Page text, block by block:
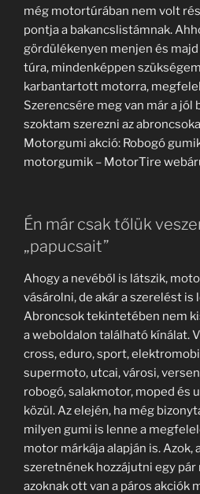
még motortúrában nem volt
pontja a bakancslistámnak.
gördülékenyen menjen és
túra, mindenképpen
karbantartott motorra,
Szerencsére meg van már a jól
szoktam szerezni az
Motorgumi akció: Robogó
motorgumik – MotorTire
Én már csak tőlük
„papucsait”
Ahogy a nevéből is látszik,
vásárolni, de akár a szerelést is
Abroncsok tekintetében nem
a weboldalon található kínálat.
cross, eduro, sport,
supermoto, utcai, városi,
robogó, salakmotor, moped és
közül. Az elején, ha még
milyen gumi is lenne a
motor márkája alapján is. Azok,
szeretnének hozzájutni egy
azoknak ott van a páros akciók